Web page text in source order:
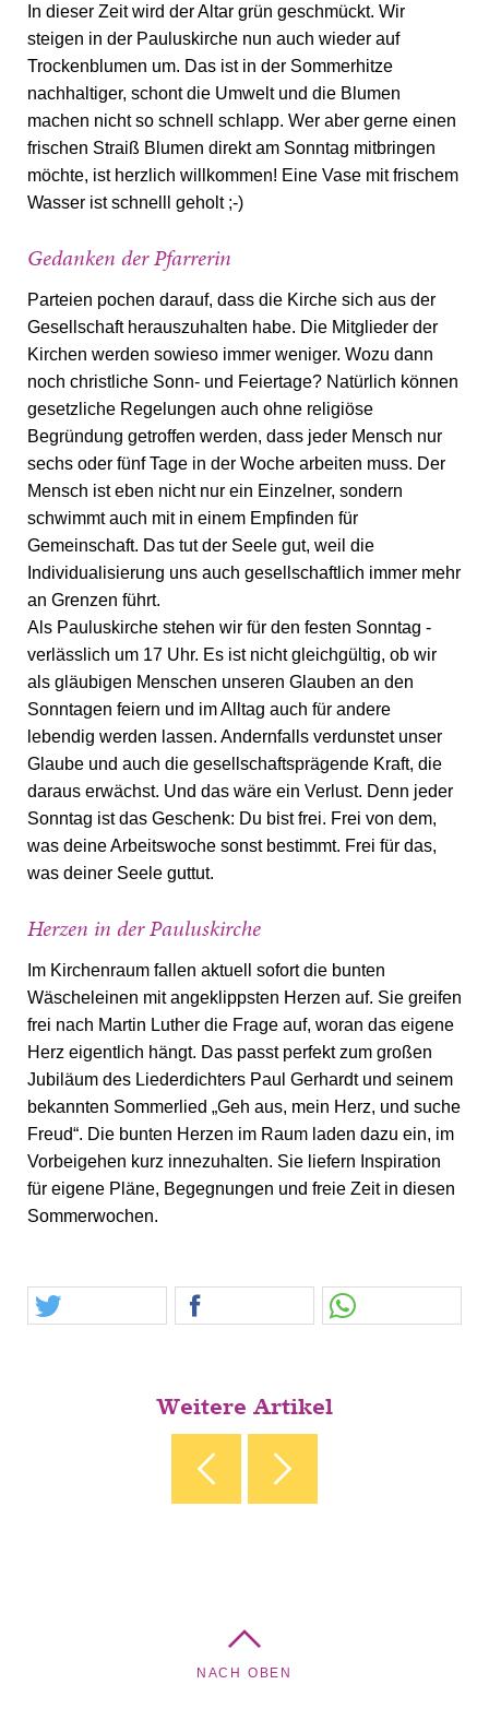
In dieser Zeit wird der Altar grün geschmückt. Wir
steigen in der Pauluskirche nun auch wieder auf
Trockenblumen um. Das ist in der Sommerhitze
nachhaltiger, schont die Umwelt und die Blumen
machen nicht so schnell schlapp. Wer aber gerne einen
frischen Straiß Blumen direkt am Sonntag mitbringen
möchte, ist herzlich willkommen! Eine Vase mit frischem
Wasser ist schnelll geholt ;-)
Gedanken der Pfarrerin
Parteien pochen darauf, dass die Kirche sich aus der
Gesellschaft herauszuhalten habe. Die Mitglieder der
Kirchen werden sowieso immer weniger. Wozu dann
noch christliche Sonn- und Feiertage? Natürlich können
gesetzliche Regelungen auch ohne religiöse
Begründung getroffen werden, dass jeder Mensch nur
sechs oder fünf Tage in der Woche arbeiten muss. Der
Mensch ist eben nicht nur ein Einzelner, sondern
schwimmt auch mit in einem Empfinden für
Gemeinschaft. Das tut der Seele gut, weil die
Individualisierung uns auch gesellschaftlich immer mehr
an Grenzen führt.
Als Pauluskirche stehen wir für den festen Sonntag -
verlässlich um 17 Uhr. Es ist nicht gleichgültig, ob wir
als gläubigen Menschen unseren Glauben an den
Sonntagen feiern und im Alltag auch für andere
lebendig werden lassen. Andernfalls verdunstet unser
Glaube und auch die gesellschaftsprägende Kraft, die
daraus erwächst. Und das wäre ein Verlust. Denn jeder
Sonntag ist das Geschenk: Du bist frei. Frei von dem,
was deine Arbeitswoche sonst bestimmt. Frei für das,
was deiner Seele guttut.
Herzen in der Pauluskirche
Im Kirchenraum fallen aktuell sofort die bunten
Wäscheleinen mit angeklippsten Herzen auf. Sie greifen
frei nach Martin Luther die Frage auf, woran das eigene
Herz eigentlich hängt. Das passt perfekt zum großen
Jubiläum des Liederdichters Paul Gerhardt und seinem
bekannten Sommerlied „Geh aus, mein Herz, und suche
Freud“. Die bunten Herzen im Raum laden dazu ein, im
Vorbeigehen kurz innezuhalten. Sie liefern Inspiration
für eigene Pläne, Begegnungen und freie Zeit in diesen
Sommerwochen.
Weitere Artikel
JAHRESMOTTO &
GOTTESDIENSTREIHE
NACH OBEN